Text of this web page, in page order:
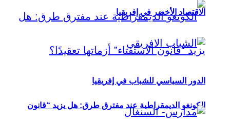
الكونغو الديمقراطية عند مفترق طرق: هل يزيد “قانون
الاقتصاد الأخضر في إفريقيا
الدور السياسي للشباب في إفريقيا